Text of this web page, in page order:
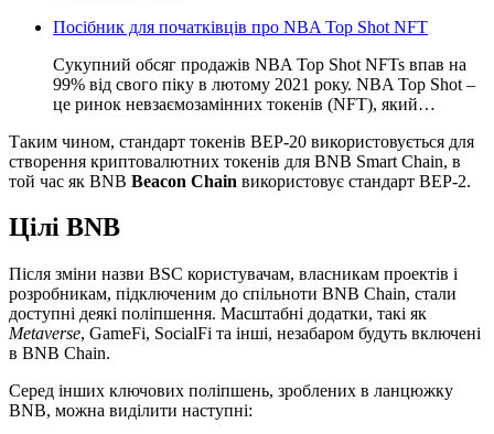
Посібник для початківців про NBA Top Shot NFT
Сукупний обсяг продажів NBA Top Shot NFTs впав на
99% від свого піку в лютому 2021 року. NBA Top Shot –
це ринок невзаємозамінних токенів (NFT), який…
Таким чином, стандарт токенів BEP-20 використовується для
створення криптовалютних токенів для BNB Smart Chain, в
той час як BNB Beacon Chain використовує стандарт BEP-2.
Цілі BNB
Після зміни назви BSC користувачам, власникам проектів і
розробникам, підключеним до спільноти BNB Chain, стали
доступні деякі поліпшення. Масштабні додатки, такі як
Metaverse, GameFi, SocialFi та інші, незабаром будуть включені
в BNB Chain.
Серед інших ключових поліпшень, зроблених в ланцюжку
BNB, можна виділити наступні: